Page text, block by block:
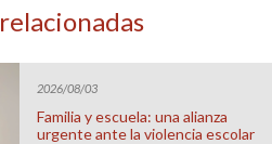
2026/08/03
Familia y escuela: una alianza
urgente ante la violencia escolar